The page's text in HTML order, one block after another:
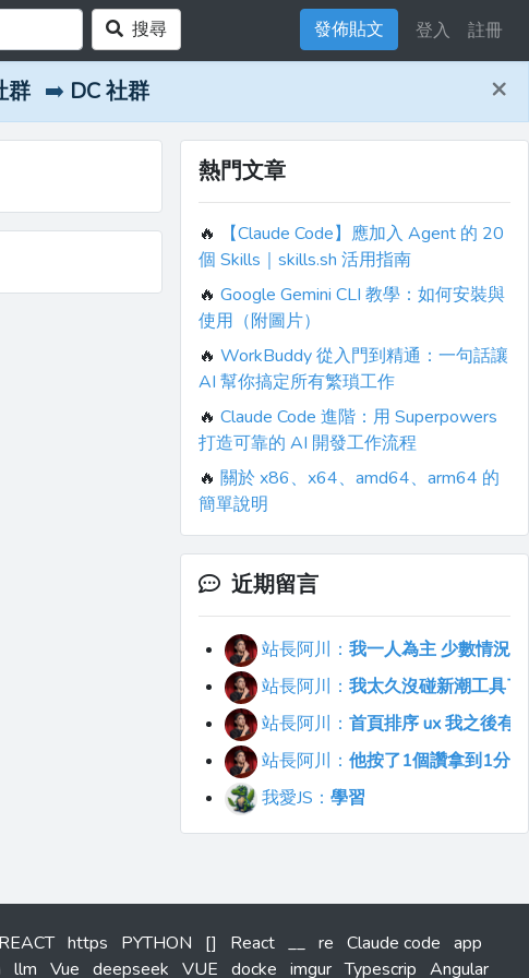
搜尋 發佈貼文 登入 註冊
群 ➡️ DC 社群 ×
熱門文章
🔥
【Claude Code】應加入 Agent 的 20
個 Skills｜skills.sh 活用指南
🔥 Google Gemini CLI 教學：如何安裝與
使用（附圖片）
🔥 WorkBuddy 從入門到精通：一句話讓
AI 幫你搞定所有繁瑣工作
🔥 Claude Code 進階：用 Superpowers
打造可靠的 AI 開發工作流程
🔥 關於 x86、x64、amd64、arm64 的
簡單說明
近期留言
站長阿川： 我一人為主 少數情況
站長阿川： 我太久沒碰新潮工具了
站長阿川： 首頁排序 ux 我之後有
站長阿川： 他按了1個讚拿到1分
我愛JS： 學習
REACT https PYTHON [] React __ re Claude code app
llm Vue deepseek VUE docke imgur Typescrip Angular